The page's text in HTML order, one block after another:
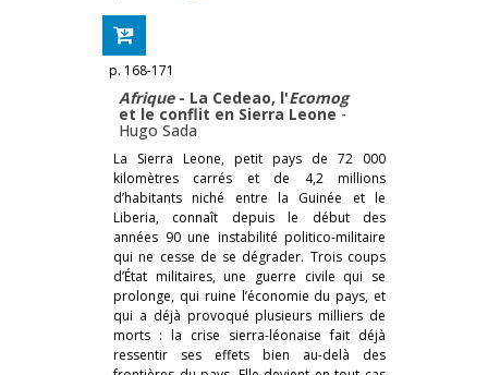
p. 168-171
Afrique - La Cedeao, l'Ecomog
et le conflit en Sierra Leone-
Hugo Sada
La Sierra Leone, petit pays de 72 000
kilomètres carrés et de 4,2 millions
d’habitants niché entre la Guinée et le
Liberia, connaît depuis le début des
années 90 une instabilité politico-militaire
qui ne cesse de se dégrader. Trois coups
d’État militaires, une guerre civile qui se
prolonge, qui ruine l’économie du pays, et
qui a déjà provoqué plusieurs milliers de
morts : la crise sierra-léonaise fait déjà
ressentir ses effets bien au-delà des